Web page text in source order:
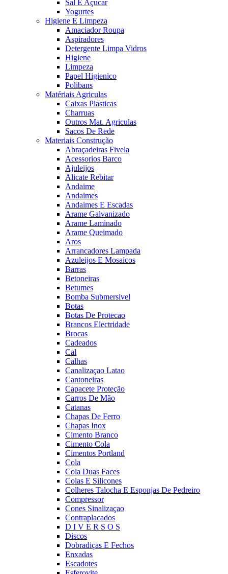
Sal E Açucar
Yogurtes
Higiene E Limpeza
Amaciador Roupa
Aspiradores
Detergente Limpa Vidros
Higiene
Limpeza
Papel Higienico
Polibans
Matériais Agriculas
Caixas Plasticas
Charruas
Outros Mat. Agriculas
Sacos De Rede
Materiais Construção
Abraçadeiras Fivela
Acessorios Barco
Ajuleijos
Alicate Rebitar
Andaime
Andaimes
Andaimes E Escadas
Arame Galvanizado
Arame Laminado
Arame Queimado
Aros
Arrancadores Lampada
Azuleijos E Mosaicos
Barras
Betoneiras
Betumes
Bomba Submersivel
Botas
Botas De Protecao
Brancos Electridade
Brocas
Cadeados
Cal
Calhas
Canalizaçao Latao
Cantoneiras
Capacete Proteção
Carros De Mão
Catanas
Chapas De Ferro
Chapas Inox
Cimento Branco
Cimento Cola
Cimentos Portland
Cola
Cola Duas Faces
Colas E Silicones
Colheres Talocha E Esponjas De Pedreiro
Compressor
Cones Sinalizaçao
Contraplacados
D I V E R S O S
Discos
Dobradiças E Fechos
Enxadas
Escadotes